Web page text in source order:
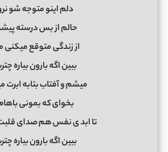
دلم اینو متوجه شو
حالم از بس درسته
از زندگی متوقع میکنی
ببین اگه بارون بباره
میشم و آفتاب بتابه
بخوای که بمونی
تا ابد ی نفس هم صدای
ببین اگه بارون بباره